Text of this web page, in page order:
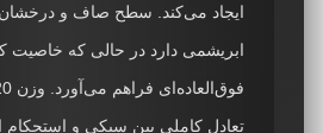
ایجاد می‌کند. سطح صاف و
ابریشمی دارد در حالی که خاصیت
تعادل کاملی بین سبکی و استحکام